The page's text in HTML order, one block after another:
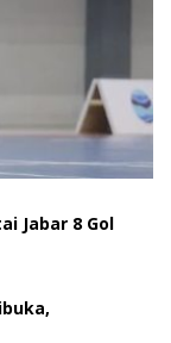
Jabar 8 Gol